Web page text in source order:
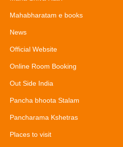
Mahabharatam e books
News
Official Website
Online Room Booking
Out Side India
Pancha bhoota Stalam
Pancharama Kshetras
Places to visit